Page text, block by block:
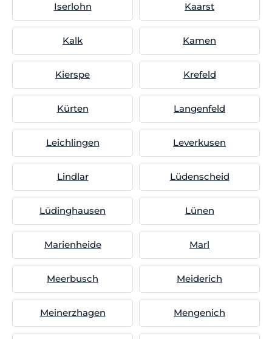
Iserlohn Kaarst
Kalk Kamen
Kierspe Krefeld
Kürten Langenfeld
Leichlingen Leverkusen
Lindlar Lüdenscheid
Lüdinghausen Lünen
Marienheide Marl
Meerbusch Meiderich
Meinerzhagen Mengenich